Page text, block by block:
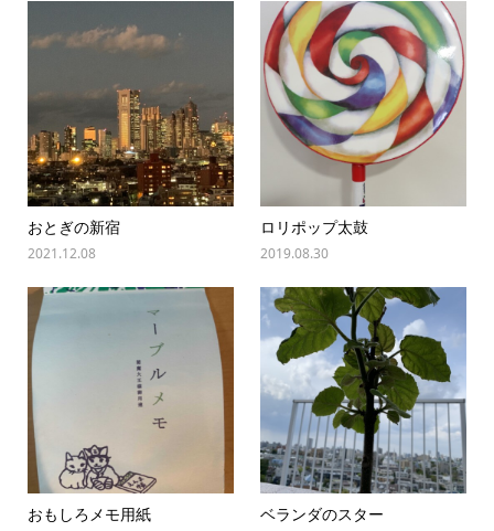
おとぎの新宿
2021.12.08
ロリポップ太鼓
2019.08.30
おもしろメモ用紙 ベランダのスター